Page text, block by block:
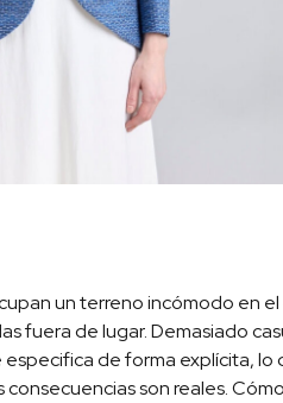
un terreno incómodo en el
fuera de lugar. Demasiado
de forma explícita, lo
son reales.